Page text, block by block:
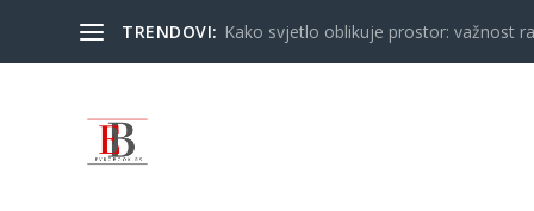
TRENDOVI: Kako svjetlo oblikuje prostor: važnost